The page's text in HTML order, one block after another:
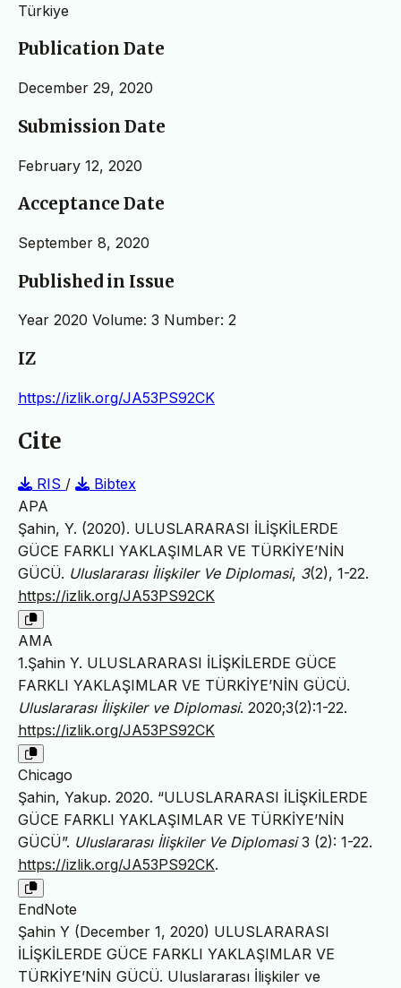
Türkiye
Publication Date
December 29, 2020
Submission Date
February 12, 2020
Acceptance Date
September 8, 2020
Published in Issue
Year 2020 Volume: 3 Number: 2
IZ
https://izlik.org/JA53PS92CK
Cite
RIS /
Bibtex
APA
Şahin, Y. (2020). ULUSLARARASI İLİŞKİLERDE
GÜCE FARKLI YAKLAŞIMLAR VE TÜRKİYE’NİN
GÜCÜ. Uluslararası İlişkiler Ve Diplomasi, 3(2), 1-22.
https://izlik.org/JA53PS92CK
AMA
1.Şahin Y. ULUSLARARASI İLİŞKİLERDE GÜCE
FARKLI YAKLAŞIMLAR VE TÜRKİYE’NİN GÜCÜ.
Uluslararası İlişkiler ve Diplomasi. 2020;3(2):1-22.
https://izlik.org/JA53PS92CK
Chicago
Şahin, Yakup. 2020. “ULUSLARARASI İLİŞKİLERDE
GÜCE FARKLI YAKLAŞIMLAR VE TÜRKİYE’NİN
GÜCÜ”. Uluslararası İlişkiler Ve Diplomasi3 (2): 1-22.
https://izlik.org/JA53PS92CK.
EndNote
Şahin Y (December 1, 2020) ULUSLARARASI
İLİŞKİLERDE GÜCE FARKLI YAKLAŞIMLAR VE
TÜRKİYE’NİN GÜCÜ. Uluslararası İlişkiler ve